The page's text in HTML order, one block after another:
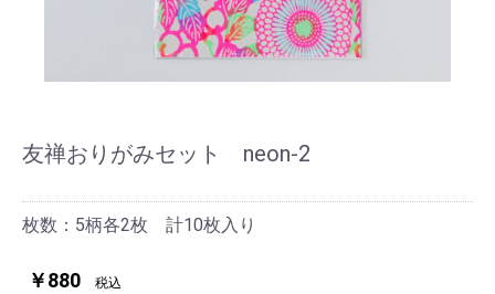
友禅おりがみセット neon-2
枚数：5柄各2枚 計10枚入り
￥880 税込